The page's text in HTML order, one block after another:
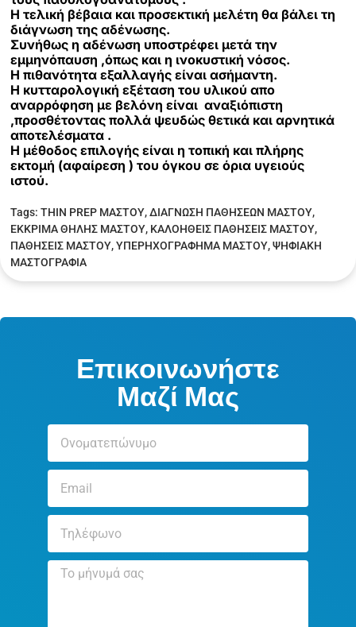
Η τελική βέβαια και προσεκτική μελέτη θα βάλει τη
διάγνωση της αδένωσης.
Συνήθως η αδένωση υποστρέφει μετά την
εμμηνόπαυση ,όπως και η ινοκυστική νόσος.
Η πιθανότητα εξαλλαγής είναι ασήμαντη.
Η κυτταρολογική εξέταση του υλικού απο
αναρρόφηση με βελόνη είναι αναξιόπιστη
,προσθέτοντας πολλά ψευδώς θετικά και αρνητικά
αποτελέσματα .
Η μέθοδος επιλογής είναι η τοπική και πλήρης
εκτομή (αφαίρεση ) του όγκου σε όρια υγειούς
ιστού.
Tags:THIN PREP ΜΑΣΤΟΥ,ΔΙΑΓΝΩΣΗ ΠΑΘΗΣΕΩΝ ΜΑΣΤΟΥ,
ΕΚΚΡΙΜΑ ΘΗΛΗΣ ΜΑΣΤΟΥ, ΚΑΛΟΗΘΕΙΣ ΠΑΘΗΣΕΙΣ ΜΑΣΤΟΥ,
ΠΑΘΗΣΕΙΣ ΜΑΣΤΟΥ,ΥΠΕΡΗΧΟΓΡΑΦΗΜΑ ΜΑΣΤΟΥ,ΨΗΦΙΑΚΗ
ΜΑΣΤΟΓΡΑΦΙΑ
Επικοινωνήστε
Μαζί Μας